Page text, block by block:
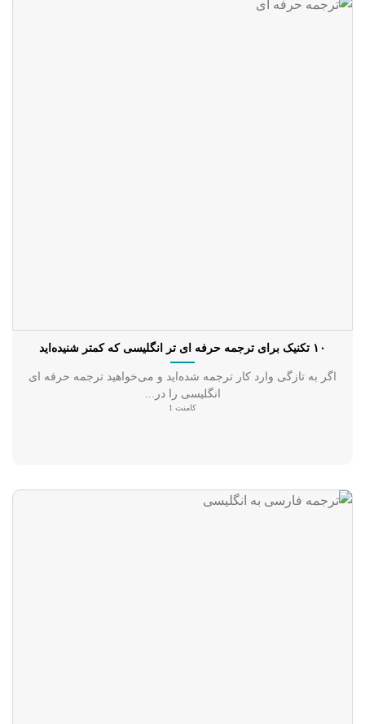
۱۰ تکنیک برای ترجمه حرفه ای تر انگلیسی که کمتر شنیده‌اید
اگر به تازگی وارد کار ترجمه شده‌اید و می‌خواهید ترجمه حرفه ای
انگلیسی را در...
کامنت 1